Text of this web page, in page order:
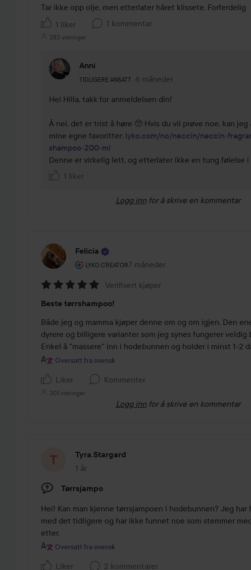
av
5
Tar ikke opp olje, men etterlater håret klissete. Forferdelig
1 liker
1 kommentar
283 visninger
Anni
TIDLIGERE ANSATT
Brukerens rolle: Tidligere ansatt.
6 måneder
Kommentaren lades 6 måneder
Hei Hilla, takk for anmeldelsen din!
Å nei, det er trist å høre 🥺 Hvis du vil prøve noe, kan jeg
mine egne favoritter: lyko.com/no/neccin/neccin-
shampoo-200-ml
Denne er virkelig lett, og etterlater ikke en tung følelse i
1 liker
Logg inn for å skrive en kommentar
Felicia
LYKO CREATOR
Brukerens rolle: Lyko Creator.
7 måneder
Innlegget ble opprettet 7 måneder
5
av
5
Verifisert kjøper
Beste tørrshampoo!
Både jeg og mamma kjøper denne om og om igjen. Den
dyrere og billigere varianter som jeg synes fungerer veldig
Enkel å "massere" inn i hodebunnen og holder i minst 1-2
Oversatt fra svensk
Liker Kommenter
301 visninger
Logg inn for å skrive en kommentar
Tyra.stargard
1 år
Innlegget ble opprettet 1 år
Tørrsjampo
Hei! Kan man kjenne tørrsjampoen i hodebunnen? Jeg
med det tidligere og har ikke funnet noe som stemmer
etter.
Oversatt fra svensk
Liker 2 kommentarer